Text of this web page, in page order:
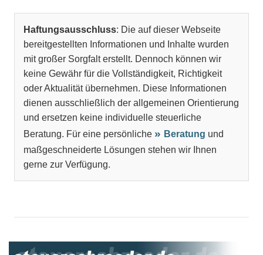
Haftungsausschluss: Die auf dieser Webseite
bereitgestellten Informationen und Inhalte wurden
mit großer Sorgfalt erstellt. Dennoch können wir
keine Gewähr für die Vollständigkeit, Richtigkeit
oder Aktualität übernehmen. Diese Informationen
dienen ausschließlich der allgemeinen Orientierung
und ersetzen keine individuelle steuerliche
Beratung. Für eine persönliche
Beratung und
maßgeschneiderte Lösungen stehen wir Ihnen
gerne zur Verfügung.